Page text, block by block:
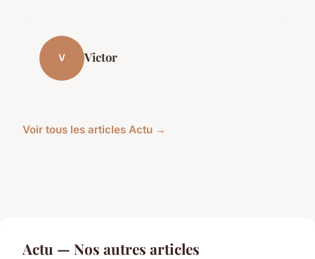
V Victor
Voir tous les articles Actu →
Actu — Nos autres articles